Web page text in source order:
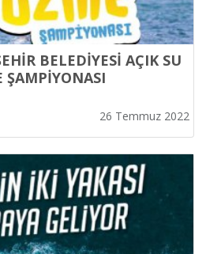
BELEDİYESİ AÇIK SU
ŞAMPİYONASI
26 Temmuz 2022